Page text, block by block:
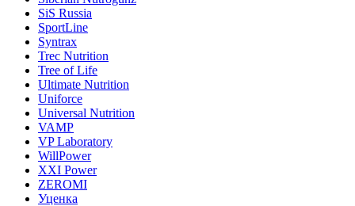
SiS Russia
SportLine
Syntrax
Trec Nutrition
Tree of Life
Ultimate Nutrition
Uniforce
Universal Nutrition
VAMP
VP Laboratory
WillPower
XXI Power
ZEROMI
Уценка